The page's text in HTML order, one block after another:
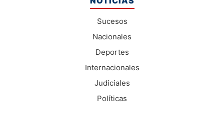
Sucesos
Nacionales
Deportes
Internacionales
Judiciales
Políticas